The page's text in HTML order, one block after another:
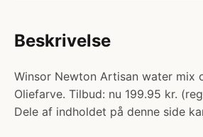
Beskrivelse
Winsor Newton Artisan water mix
Oliefarve. Tilbud: nu 199.95 kr.
Dele af indholdet på denne side